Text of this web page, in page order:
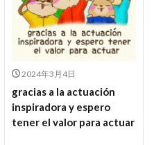
2024年3月4日
gracias a la actuación
inspiradora y espero
tener el valor para actuar